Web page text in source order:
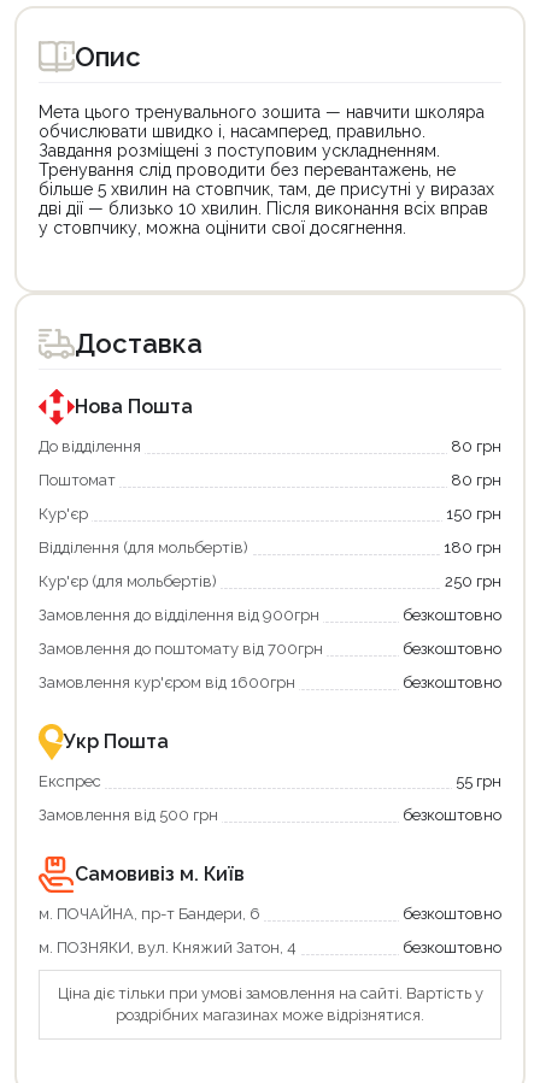
Опис
Мета цього тренувального зошита — навчити школяра
обчислювати швидко і, насамперед, правильно.
Завдання розміщені з поступовим ускладненням.
Тренування слід проводити без перевантажень, не
більше 5 хвилин на стовпчик, там, де присутні у виразах
дві дії — близько 10 хвилин. Після виконання всіх вправ
у стовпчику, можна оцінити свої досягнення.
товар
для
покупки
державною
програмою
єКнига.
Використовуйте
карту
щоб
зекономити
та
отримати
переваги!
картою
єКнига
–
зручно
та
товар
для
покупки
державною
програмою
«Національний
кешбек».
покупку
«Національний
кешбек»
та
отримуйте
повернення
Економте
більше
разом
державною
підтримкою!
Доставка
Нова Пошта
До відділення
80 грн
Поштомат
80 грн
Кур'єр
150 грн
Відділення (для мольбертів)
180 грн
Кур'єр (для мольбертів)
250 грн
Замовлення до відділення від 900грн
безкоштовно
Замовлення до поштомату від 700грн
безкоштовно
Замовлення кур'єром від 1600грн
безкоштовно
Укр Пошта
Експрес
55 грн
Замовлення від 500 грн
безкоштовно
Самовивіз м. Київ
м. ПОЧАЙНА, пр-т Бандери, 6
безкоштовно
м. ПОЗНЯКИ, вул. Княжий Затон, 4
безкоштовно
Ціна діє тільки при умові замовлення на сайті. Вартість у
роздрібних магазинах може відрізнятися.